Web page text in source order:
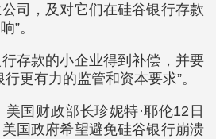
司，及对它们在硅谷银行存款
”。
存款的小企业得到补偿，并要
更有力的监管和资本要求”。
国财政部长珍妮特·耶伦12日
国政府希望避免硅谷银行崩溃